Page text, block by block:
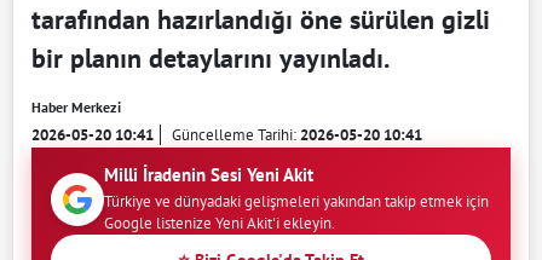
tarafından hazırlandığı öne sürülen gizli
bir planın detaylarını yayınladı.
Haber Merkezi
2026-05-20 10:41 Güncelleme Tarihi:2026-05-20 10:41
Milli İradenin Sesi Yeni Akit
Türkiye ve dünyadaki gelişmeleri yakından takip etmek için
Google listenize Yeni Akit'i ekleyin.